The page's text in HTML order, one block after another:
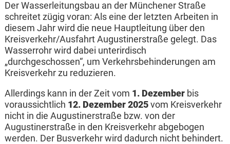
Der Wasserleitungsbau an der Münchener Straße
schreitet zügig voran: Als eine der letzten Arbeiten in
diesem Jahr wird die neue Hauptleitung über den
Kreisverkehr/Ausfahrt Augustinerstraße gelegt. Das
Wasserrohr wird dabei unterirdisch
„durchgeschossen“, um Verkehrsbehinderungen am
Kreisverkehr zu reduzieren.
Allerdings kann in der Zeit vom 1. Dezemberbis
voraussichtlich 12. Dezember 2025vom Kreisverkehr
nicht in die Augustinerstraße bzw. von der
Augustinerstraße in den Kreisverkehr abgebogen
werden. Der Busverkehr wird dadurch nicht behindert.